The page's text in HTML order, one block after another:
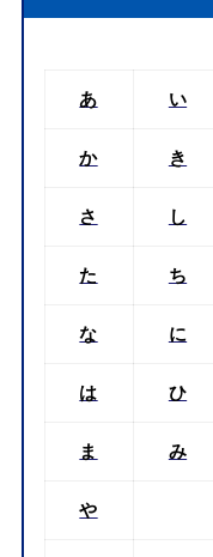
あ い
か き
さ し
た ち
な に
は ひ
ま み
や